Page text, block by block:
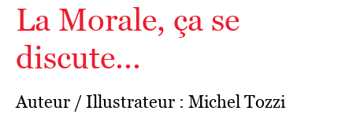
La Morale, ça se
discute...
Auteur / Illustrateur : Michel Tozzi